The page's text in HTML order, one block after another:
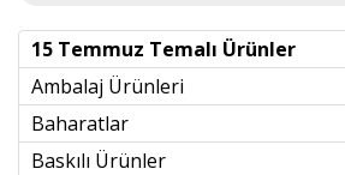
15 Temmuz Temalı Ürünler
Ambalaj Ürünleri
Baharatlar
Baskılı Ürünler